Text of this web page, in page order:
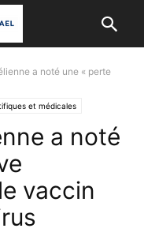
a noté une « perte
et médicales
a noté
vaccin